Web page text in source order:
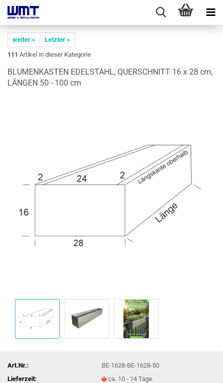
weiter »
Letzter »
111 Artikel in dieser Kategorie
BLU­MEN­KAS­TEN EDEL­STAHL, QUER­SCHNITT 16 x 28 cm,
LÄN­GEN 50 - 100 cm
Art.Nr.:
BE-1628-BE-1628-50
Lieferzeit:
ca. 10 - 14 Tage